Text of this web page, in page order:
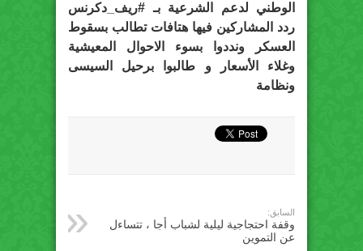
الوطني لدعم الشرعية بـ ‫#‏ريف_دكرنس‬
ردد المشاركين فيها هتافات تطالب بسقوط
العسكر ونددوا بسوء الاحوال المعيشية
وغلاء الأسعار و طالبوا برحيل السيسى
ونظامة
السابق:
وقفة احتجاجية ليلية لشباب أجا ، تتساءل
عن التموين